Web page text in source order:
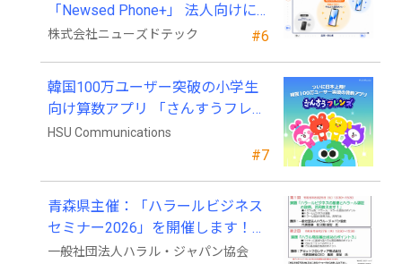
#6
「Newsed Phone+」 法人向けに7
月23日から販売開始
株式会社ニューズドテック
#7
韓国100万ユーザー突破の小学生
向け算数アプリ 「さんすうフレン
ズ」、ついに日本上陸!
HSU Communications
青森県主催：「ハラールビジネス
セミナー2026」を開催します！
（参加費無料）
一般社団法人ハラル・ジャパン協会